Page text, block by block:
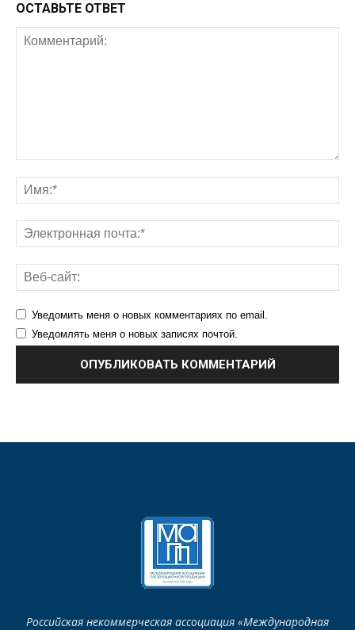
ОСТАВЬТЕ ОТВЕТ
Уведомить меня о новых комментариях по email.
Уведомлять меня о новых записях почтой.
Российская некоммерческая ассоциация «Международная